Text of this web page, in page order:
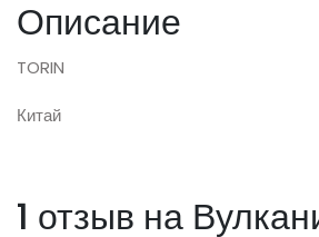
Описание
TORIN
Китай
1 отзыв на